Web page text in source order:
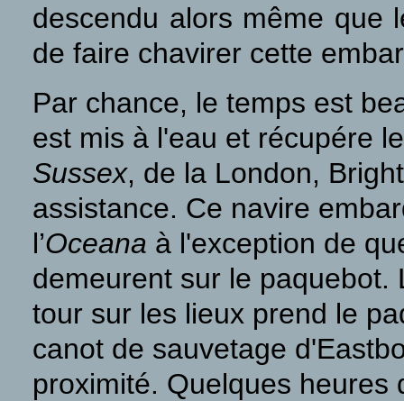
descendu alors même que
de faire chavirer cette
Par chance, le temps est
est mis à l'eau et récupére
Sussex, de la London,
assistance. Ce navire
l’Oceana à l'exception de
demeurent sur le
tour sur les lieux prend le
canot de sauvetage
proximité. Quelques